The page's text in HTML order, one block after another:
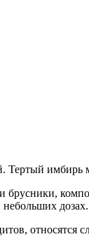
Тертый
дозах.
относятся